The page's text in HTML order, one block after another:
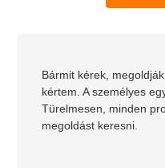
Bármit kérek,
kértem. A személyes
Türelmesen, minden
megoldást keresni.